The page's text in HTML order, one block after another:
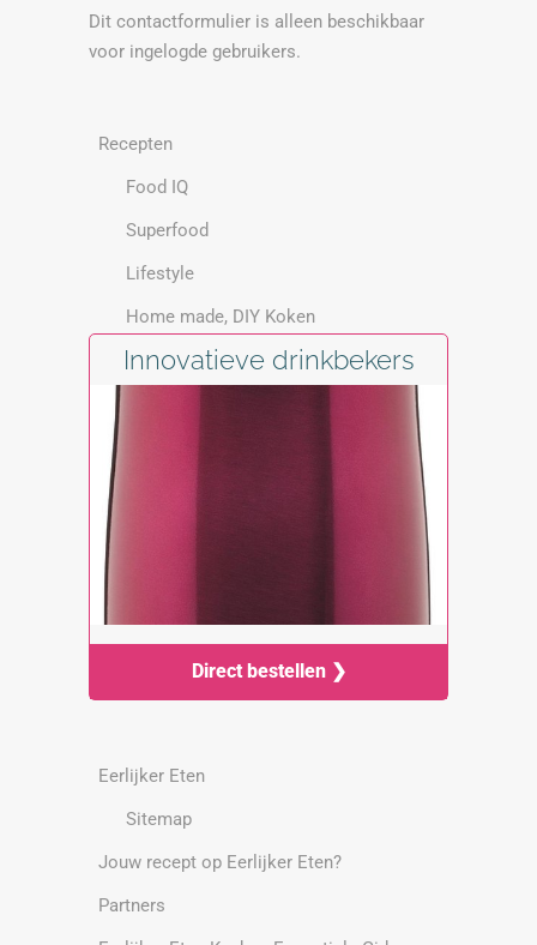
Dit contactformulier is alleen beschikbaar
voor ingelogde gebruikers.
Recepten
Food IQ
Superfood
Lifestyle
Home made, DIY Koken
Innovatieve drinkbekers
Direct bestellen ❯
Eerlijker Eten
Sitemap
Jouw recept op Eerlijker Eten?
Partners